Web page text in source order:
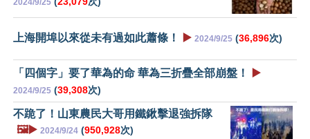
2024/9/25
上海開埠以來從未有過如此蕭條！ ▶️ 2024/9/25 (36,896次)
「四個字」要了華為的命 華為三折疊全部崩盤！ ▶️
2024/9/25 (39,308次)
不跪了！山東農民大哥用鐵鍬擊退強拆隊
🖼️▶️ 2024/9/24 (950,928次)